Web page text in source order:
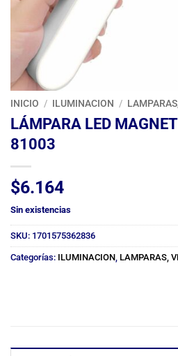
INICIO / ILUMINACION /
LÁMPARA LED
81003
$6.164
Sin existencias
SKU: 1701575362836
Categorías: ILUMINACION LAMPARAS,